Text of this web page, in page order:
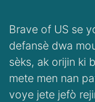
Brave of US se
defansè dwa
sèks, ak orijin ki
mete men nan
voye jete jefò